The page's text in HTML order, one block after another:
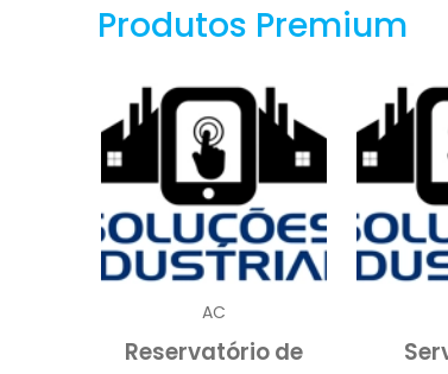
estufas e sistemas de
utilização desses parafusos
firmemente unidas é
policarbonato.
POLICARBONATO
A qualidade dosparafusos
ao material de fabricação e
aço inoxidável ou galvanizado,
Produtos Premium
AC
Reservatório de